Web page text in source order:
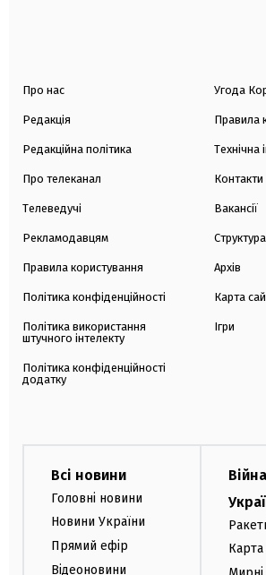
Про нас
Редакція
Редакційна політика
Про телеканал
Телеведучі
Рекламодавцям
Правила користування
Політика конфіденційності
Політика використання
штучного інтелекту
Політика конфіденційності
додатку
Угода
Правила
Технічна
Контакти
Вакансії
Архів
Карта
Ігри
Всі новини
Головні новини
Новини України
Прямий ефір
Відеоновини
Карта